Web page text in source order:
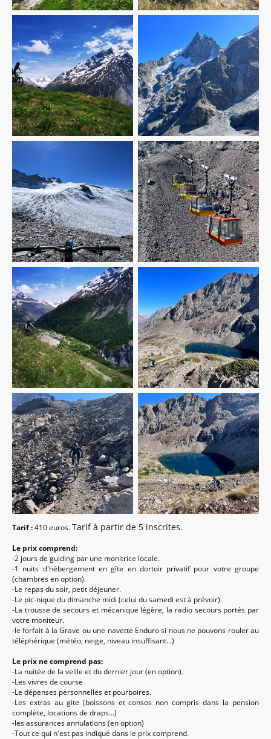
Tarif :410 euros.Tarif à partir de 5 inscrites.
Le prix comprend:
-2 jours de guiding par une monitrice locale.
-1 nuits d'hébergement en gîte en dortoir privatif pour votre groupe
(chambres en option).
-Le repas du soir, petit déjeuner.
-Le pic-nique du dimanche midi (celui du samedi est à prévoir).
-La trousse de secours et mécanique légère, la radio secours portés par
votre moniteur.
-le forfait à la Grave ou une navette Enduro si nous ne pouvons rouler au
téléphérique (météo, neige, niveau insuffisant...)
Le prix ne comprend pas:
-La nuitée de la veille et du dernier jour (en option).
-Les vivres de course
-Le dépenses personnelles et pourboires.
-Les extras au gite (boissons et consos non compris dans la pension
complète, locations de draps...)
-les assurances annulations (en option)
-Tout ce qui n'est pas indiqué dans le prix comprend.